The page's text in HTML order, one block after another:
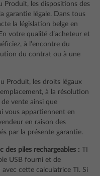
Produit, les dispositions des
garantie légale. Dans tous
la législation belge en
votre qualité d’acheteur et
à l’encontre du
du contrat ou à une
Produit, les droits légaux
à la résolution
vente ainsi que
vous appartiennent en
en raison des
par la présente garantie.
des piles rechargeables :
USB fourni et de
cette calculatrice TI. Si